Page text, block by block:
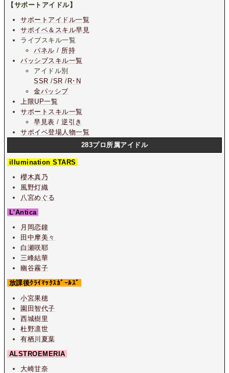
【サポートアイドル】
サポートアイドル一覧
サポイベ＆スキル早見
ライブスキル一覧
パネル / 所持
パッシブスキル一覧
アイドル別
SSR /SR / R･N
金パッシブ
上限UP一覧
サポートスキル一覧
早見表 /逆引き
サポイベ登場人物一覧
283プロ所属アイドル
illumination STARS
櫻木真乃
風野灯織
八宮めぐる
L'Antica
月岡恋鐘
田中摩美々
白瀬咲耶
三峰結華
幽谷霧子
放課後ｸﾗｲﾏｯｸｽｶﾞｰﾙｽﾞ
小宮果穂
園田智代子
西城樹里
杜野凛世
有栖川夏葉
ALSTROEMERIA
大崎甘奈